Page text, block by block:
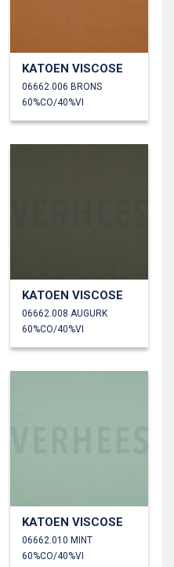
KATOEN VISCOSE
06662.006 BRONS
60%CO/40%VI
KATOEN VISCOSE
06662.008 AUGURK
60%CO/40%VI
KATOEN VISCOSE
06662.010 MINT
60%CO/40%VI